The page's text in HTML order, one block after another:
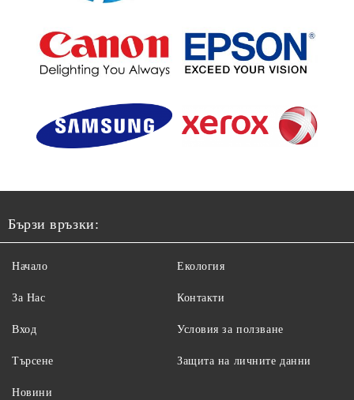
Бързи връзки:
Начало
За Нас
Вход
Търсене
Екология
Контакти
Условия за ползване
Защита на личните данни
Новини